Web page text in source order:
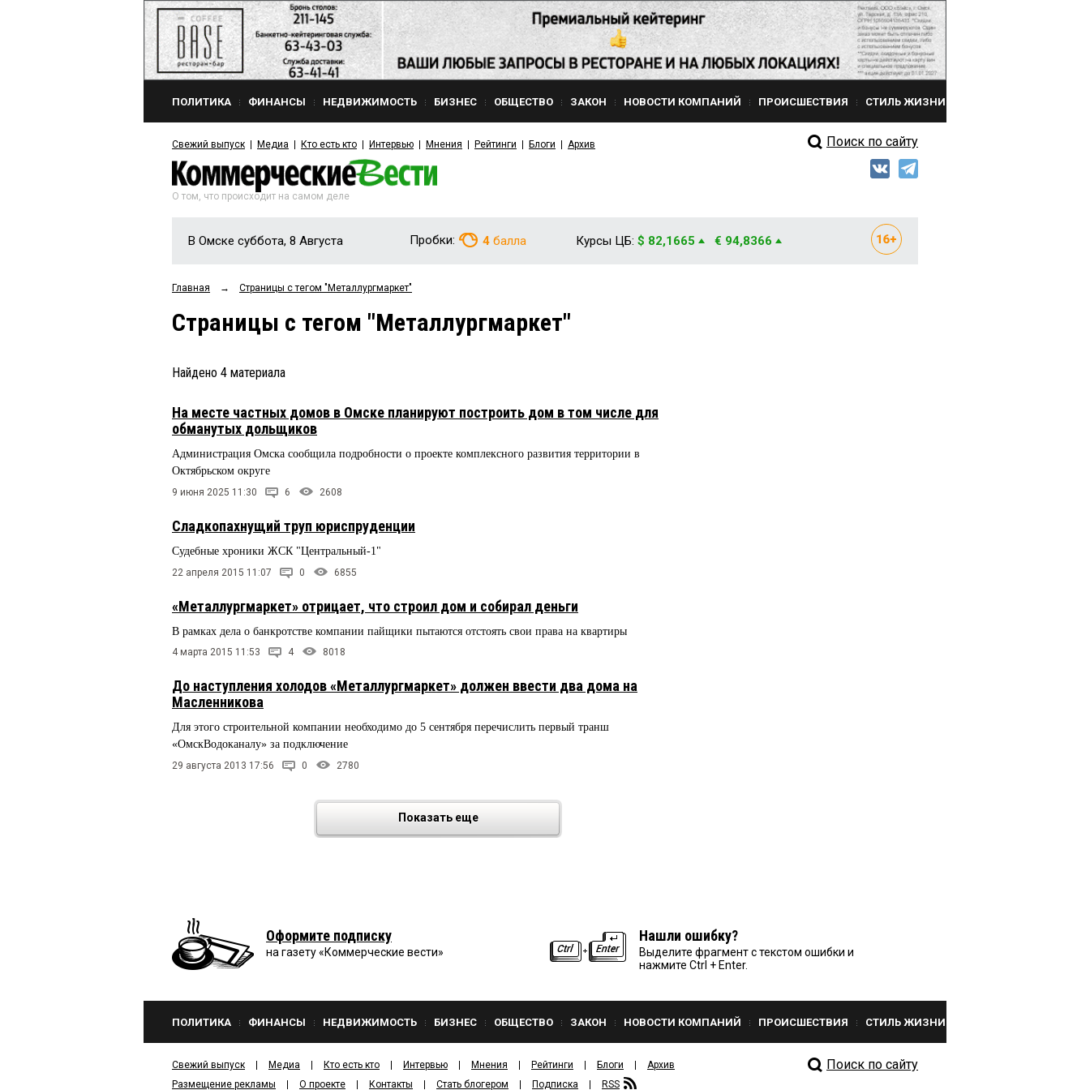
ПОЛИТИКА ФИНАНСЫ НЕДВИЖИМОСТЬ БИЗНЕС ОБЩЕСТВО ЗАКОН НОВОСТИ КОМПАНИЙ ПРОИСШЕСТВИЯ СТИЛЬ ЖИЗНИ
Свежий выпуск Медиа Кто есть кто Интервью Мнения Рейтинги Блоги Архив Поиск по сайту
О том, что происходит на самом деле
В Омске суббота, 8 Августа Пробки: 4 балла Курсы ЦБ: $ 82,1665 € 94,8366
Главная → Страницы c тегом "Металлургмаркет"
Страницы c тегом "Металлургмаркет"
Найдено 4 материала
На месте частных домов в Омске планируют построить дом в том числе для
обманутых дольщиков
Администрация Омска сообщила подробности о проекте комплексного развития территории в
Октябрьском округе
9 июня 2025 11:30 6 2608
Сладкопахнущий труп юриспруденции
Судебные хроники ЖСК "Центральный-1"
22 апреля 2015 11:07 0 6855
«Металлургмаркет» отрицает, что строил дом и собирал деньги
В рамках дела о банкротстве компании пайщики пытаются отстоять свои права на квартиры
4 марта 2015 11:53 4 8018
До наступления холодов «Металлургмаркет» должен ввести два дома на
Масленникова
Для этого строительной компании необходимо до 5 сентября перечислить первый транш
«ОмскВодоканалу» за подключение
29 августа 2013 17:56 0 2780
Показать еще
Оформите подписку
на газету «Коммерческие вести»
Нашли ошибку?
Выделите фрагмент с текстом ошибки и
нажмите Ctrl + Enter.
ПОЛИТИКА ФИНАНСЫ НЕДВИЖИМОСТЬ БИЗНЕС ОБЩЕСТВО ЗАКОН НОВОСТИ КОМПАНИЙ ПРОИСШЕСТВИЯ СТИЛЬ ЖИЗНИ
Свежий выпуск Медиа Кто есть кто Интервью Мнения Рейтинги Блоги
Архив
Размещение рекламы
О проекте Контакты Стать блогером Подписка RSS
Поиск по сайту